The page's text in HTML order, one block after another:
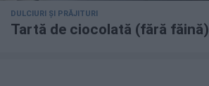
DULCIURI ȘI PRĂJITURI
Tartă de ciocolată (fără făină)